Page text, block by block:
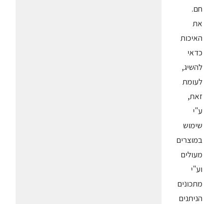
חם.
את
האיכות
כדאי
להשיג,
לעומת
זאת,
ע"י
שימוש
במוצרים
מעולים
וע"י
מתכונים
הניתנים